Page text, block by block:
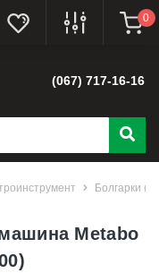
0
(067) 717-16-16
Болгарки
Metabo